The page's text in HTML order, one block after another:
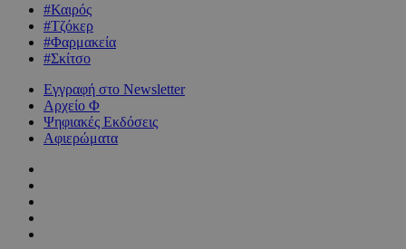
#Καιρός
#Τζόκερ
#Φαρμακεία
#Σκίτσο
Εγγραφή στο Newsletter
Αρχείο Φ
Ψηφιακές Εκδόσεις
Αφιερώματα